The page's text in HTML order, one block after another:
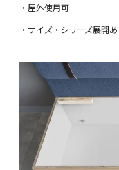
・屋外使用可
・サイズ・シリーズ展開あ